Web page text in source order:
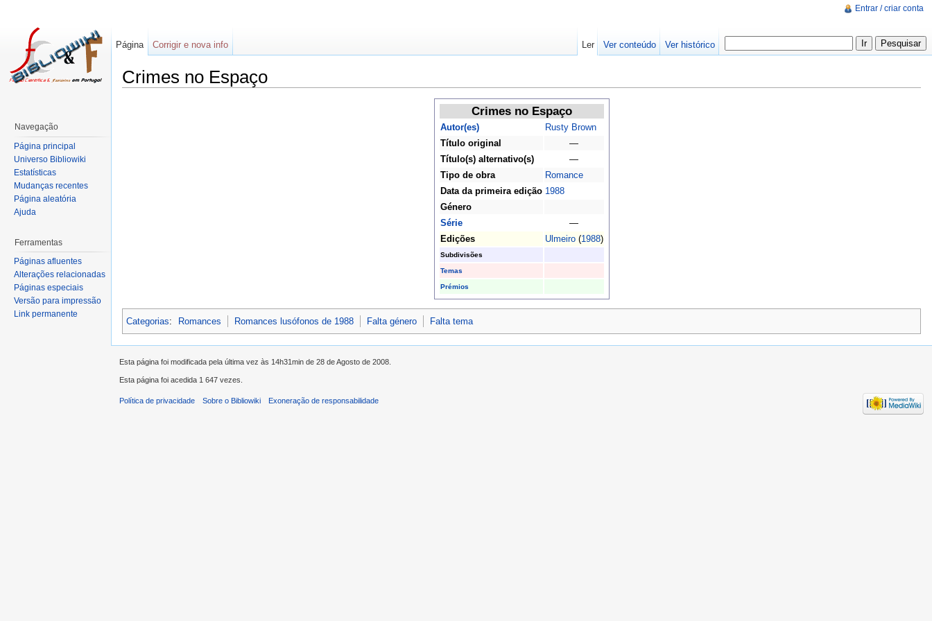
Crimes no Espaço
Crimes no Espaço
Autor(es)
Rusty Brown
Título original
—
Título(s) alternativo(s)
—
Tipo de obra
Romance
Data da primeira edição 1988
Género
Série
—
Edições
Ulmeiro(1988)
Subdivisões
Temas
Prémios
Categorias: Romances Romances lusófonos de 1988 Falta género Falta tema
Entrar / criar conta
Página Corrigir e nova info Ler Ver conteúdo Ver histórico
Navegação
Página principal
Universo Bibliowiki
Estatísticas
Mudanças recentes
Página aleatória
Ajuda
Ferramentas
Páginas afluentes
Alterações relacionadas
Páginas especiais
Versão para impressão
Link permanente
Esta página foi modificada pela última vez às 14h31min de 28 de Agosto de 2008.
Esta página foi acedida 1 647 vezes.
Política de privacidade Sobre o Bibliowiki Exoneração de responsabilidade